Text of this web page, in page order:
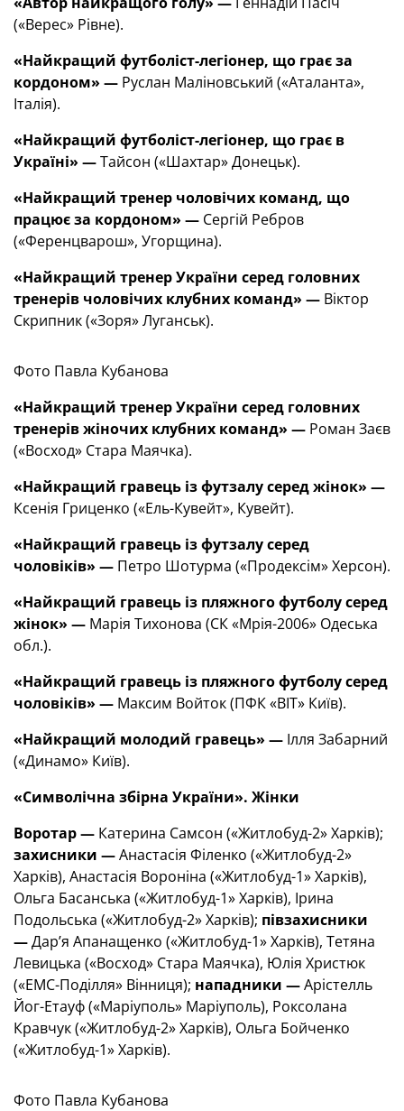
(«Верес» Рівне).
«Найкращий футболіст-легіонер, що грає за
кордоном» — Руслан Маліновський («Аталанта»,
Італія).
«Найкращий футболіст-легіонер, що грає в
Україні» —Тайсон («Шахтар» Донецьк).
«Найкращий тренер чоловічих команд, що
працює за кордоном» — Сергій Ребров
(«Ференцварош», Угорщина).
«Найкращий тренер України серед головних
тренерів чоловічих клубних команд» — Віктор
Скрипник («Зоря» Луганськ).
Фото Павла Кубанова
«Найкращий тренер України серед головних
тренерів жіночих клубних команд» — Роман Заєв
(«Восход» Стара Маячка).
«Найкращий гравець із футзалу серед жінок» —
Ксенія Гриценко («Ель-Кувейт», Кувейт).
«Найкращий гравець із футзалу серед
чоловіків» — Петро Шотурма («Продексім» Херсон).
«Найкращий гравець із пляжного футболу серед
жінок» — Марія Тихонова (СК «Мрія-2006» Одеська
обл.).
«Найкращий гравець із пляжного футболу серед
чоловіків» — Максим Войток (ПФК «ВІТ» Київ).
«Найкращий молодий гравець» — Ілля Забарний
(«Динамо» Київ).
«Символічна збірна України». Жінки
Воротар — Катерина Самсон («Житлобуд-2» Харків);
захисники —Анастасія Філенко («Житлобуд-2»
Харків), Анастасія Вороніна («Житлобуд-1» Харків),
Ольга Басанська («Житлобуд-1» Харків), Ірина
Подольська («Житлобуд-2» Харків); півзахисники
—Дар’я Апанащенко («Житлобуд-1» Харків), Тетяна
Левицька («Восход» Стара Маячка), Юлія Христюк
(«ЕМС-Поділля» Вінниця); нападники —Арістелль
Йог-Етауф («Маріуполь» Маріуполь), Роксолана
Кравчук («Житлобуд-2» Харків), Ольга Бойченко
(«Житлобуд-1» Харків).
Фото Павла Кубанова